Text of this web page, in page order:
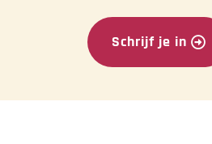
Schrijf je in